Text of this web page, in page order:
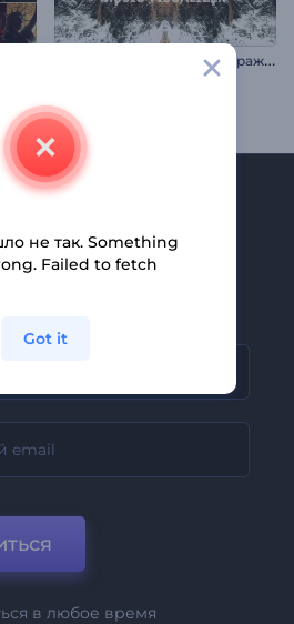
В
изуализатор музыки: Отражение
к
новостях и
первыми
в любое время
не так. Something
Failed to fetch
Got it